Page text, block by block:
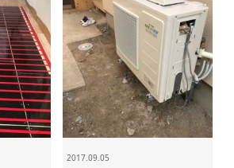
2017.09.05